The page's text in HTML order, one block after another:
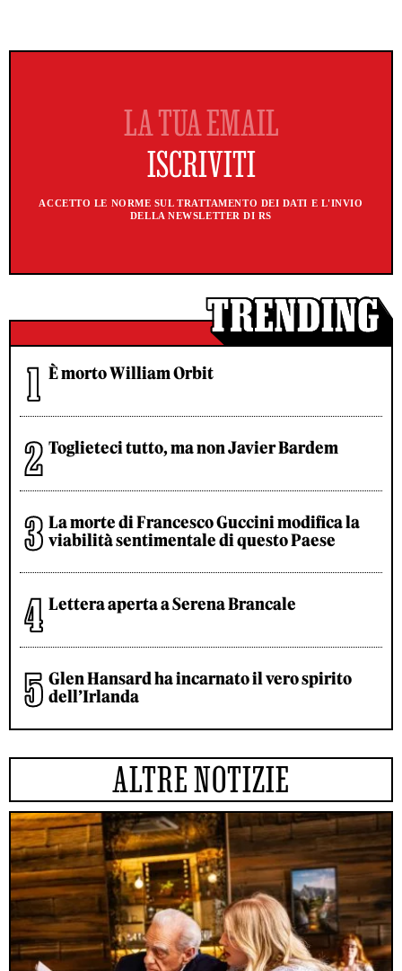
ACCETTO LE NORME SUL TRATTAMENTO DEI DATI E L'INVIO
DELLA NEWSLETTER DI RS
È morto William Orbit
Toglieteci tutto, ma non Javier Bardem
La morte di Francesco Guccini modifica la
viabilità sentimentale di questo Paese
Lettera aperta a Serena Brancale
Glen Hansard ha incarnato il vero spirito
dell’Irlanda
ALTRE NOTIZIE